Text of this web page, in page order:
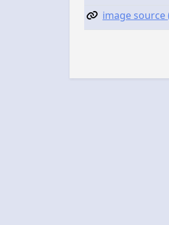
image source